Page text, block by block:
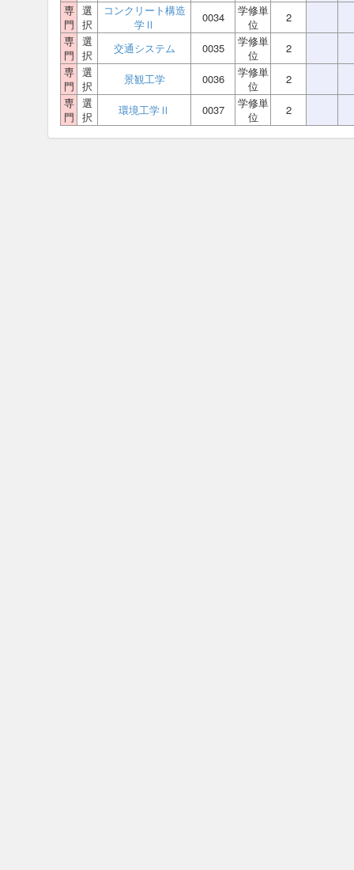
専
門
選
択
コンクリート構造
学Ⅱ
0034
学修単
位
2
専
門
選
択
交通システム 0035
学修単
位
2
専
門
選
択
景観工学 0036
学修単
位
2
専
門
選
択
環境工学Ⅱ 0037
学修単
位
2